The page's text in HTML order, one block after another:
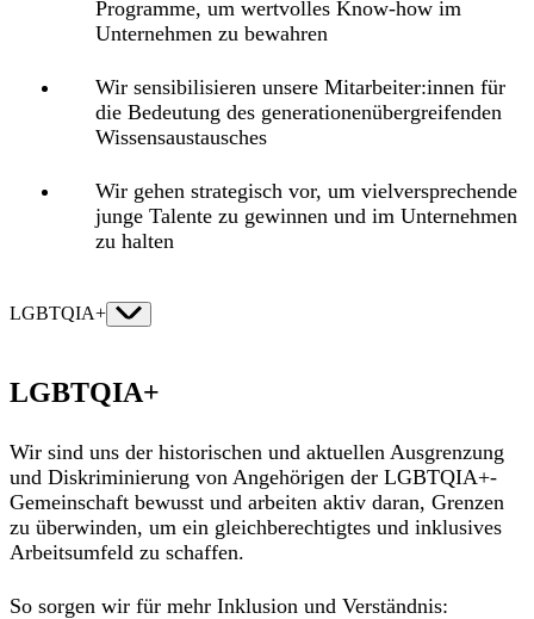
Programme, um wertvolles Know-how im
Unternehmen zu bewahren
Wir sensibilisieren unsere Mitarbeiter:innen für
die Bedeutung des generationenübergreifenden
Wissensaustausches
Wir gehen strategisch vor, um vielversprechende
junge Talente zu gewinnen und im Unternehmen
zu halten
LGBTQIA+
LGBTQIA+
Wir sind uns der historischen und aktuellen Ausgrenzung
und Diskriminierung von Angehörigen der LGBTQIA+-
Gemeinschaft bewusst und arbeiten aktiv daran, Grenzen
zu überwinden, um ein gleichberechtigtes und inklusives
Arbeitsumfeld zu schaffen.
So sorgen wir für mehr Inklusion und Verständnis: